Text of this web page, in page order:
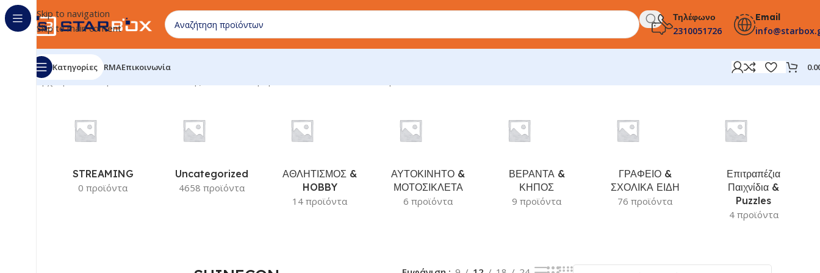
Skip to navigation
Skip to main content
Τηλέφωνο
2310051726
Email
Κατηγορίες RMAΕπικοινωνία
Αρχική σελίδα/
STREAMING
0 προϊόντα
Uncategorized
4658 προϊόντα
ΑΘΛΗΤΙΣΜΟΣ &
HOBBY
14 προϊόντα
ΑΥΤΟΚΙΝΗΤΟ &
ΜΟΤΟΣΙΚΛΕΤΑ
6 προϊόντα
ΒΕΡΑΝΤΑ &
ΚΗΠΟΣ
9 προϊόντα
ΓΡΑΦΕΙΟ &
ΣΧΟΛΙΚΑ ΕΙΔΗ
76 προϊόντα
Επιτραπέζια
Παιχνίδια &
Puzzles
4 προϊόντα